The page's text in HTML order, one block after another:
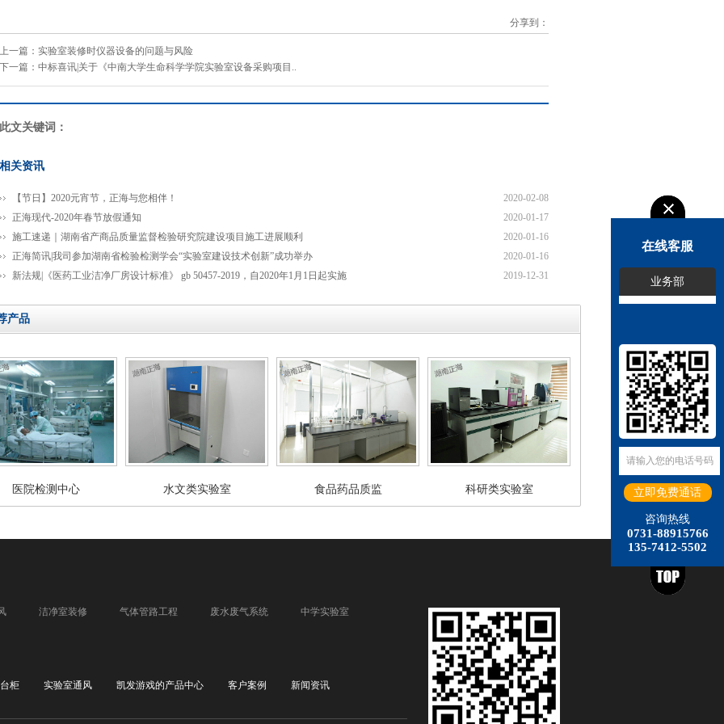
分享到：
上一篇： 实验室装修时仪器设备的问题与风险
下一篇： 中标喜讯|关于《中南大学生命科学学院实验室设备采购项目..
此文关键词：
相关资讯
【节日】2020元宵节，正海与您相伴！
2020-02-08
正海现代-2020年春节放假通知
2020-01-17
施工速递｜湖南省产商品质量监督检验研究院建设项目施工进展顺利
2020-01-16
正海简讯|我司参加湖南省检验检测学会“实验室建设技术创新”成功举办
2020-01-16
新法规|《医药工业洁净厂房设计标准》 gb 50457-2019，自2020年1月1日起实施
2019-12-31
产品
医院检测中心 水文类实验室 食品药品质监 科研类实验室
洁净室装修 气体管路工程 废水废气系统 中学实验室
柜 实验室通风 凯发游戏的产品中心 客户案例 新闻资讯
在线客服
业务部
咨询热线
0731-88915766
135-7412-5502